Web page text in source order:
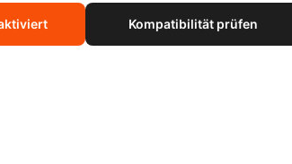
Kompatibilität prüfen